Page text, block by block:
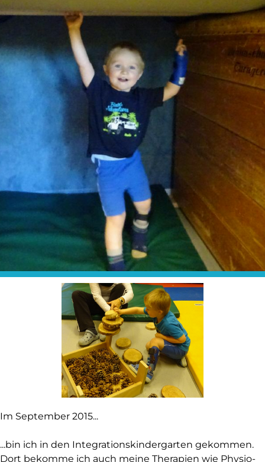
Im September 2015...
...bin ich in den Integrationskindergarten gekommen.
Dort bekomme ich auch meine Therapien wie Physio-